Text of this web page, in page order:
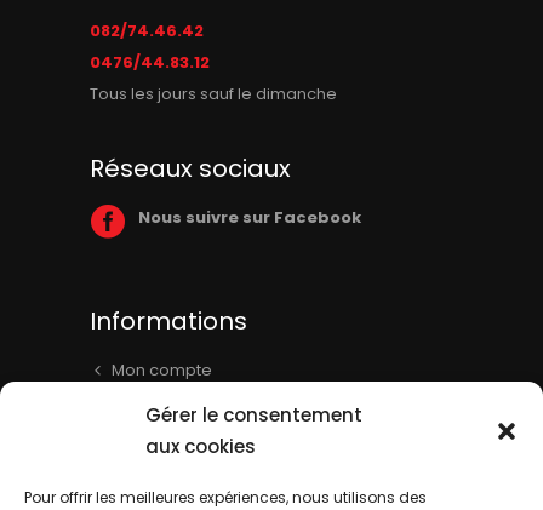
Gérer le consentement
aux cookies
Pour offrir les meilleures expériences, nous utilisons des
082/74.46.42
0476/44.83.12
Tous les jours sauf le dimanche
Réseaux sociaux
Nous suivre sur Facebook
Informations
Mon compte
Panier
Livraison & Informations